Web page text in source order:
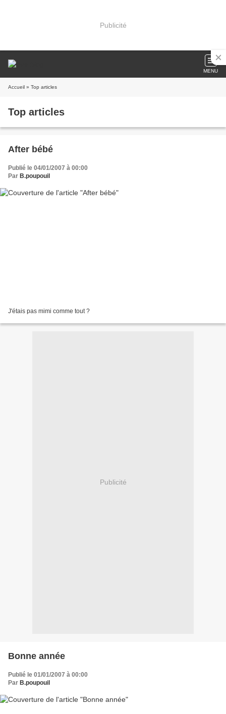
Publicité
MENU
Accueil » Top articles
Top articles
After bébé
Publié le 04/01/2007 à 00:00
Par B.poupouil
J'étais pas mimi comme tout ?
Publicité
Bonne année
Publié le 01/01/2007 à 00:00
Par B.poupouil